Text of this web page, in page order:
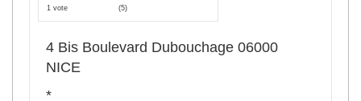
1 vote (5)
4 Bis Boulevard Dubouchage 06000
NICE
*